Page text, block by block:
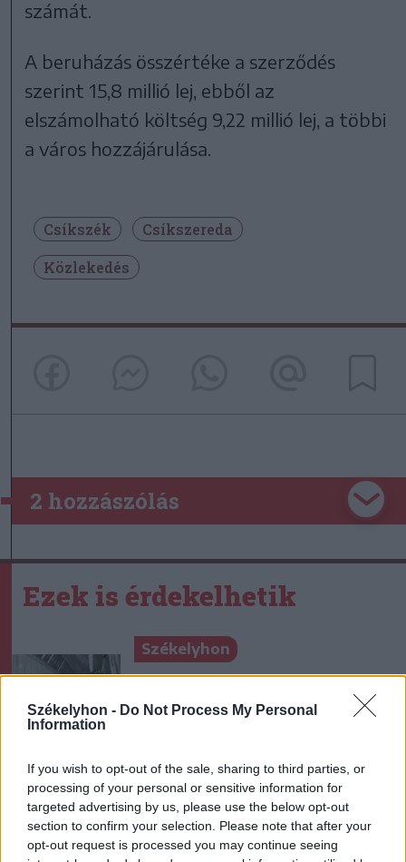
Székelyhon - Do Not Process My Personal
Information
If you wish to opt-out of the sale, sharing to third parties, or
processing of your personal or sensitive information for
targeted advertising by us, please use the below opt-out
section to confirm your selection. Please note that after your
opt-out request is processed you may continue seeing
számát.
A beruházás összértéke a szerződés
szerint 15,8 millió lej, ebből az
elszámolható költség 9,22 millió lej, a többi
a város hozzájárulása.
Csíkszék
Csíkszereda
Közlekedés
2 hozzászólás
Ezek is érdekelhetik
Székelyhon
Vaddisznó szaladt le a
budapesti metróba, felszállt
Székelyhon
Hétvégén is folytatódik a
gázolaj árának csökkenése